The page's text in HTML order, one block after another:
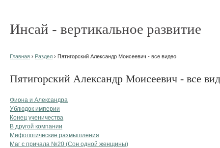
Инсай - вертикальное развитие
Главная › Раздел › Пятигорский Александр Моисеевич - все видео
Пятигорский Александр Моисеевич - все
Фиона и Александра
Ублюдок империи
Конец ученичества
В другой компании
Мифологические размышления
Маг с причала №20 (Сон одной женщины)